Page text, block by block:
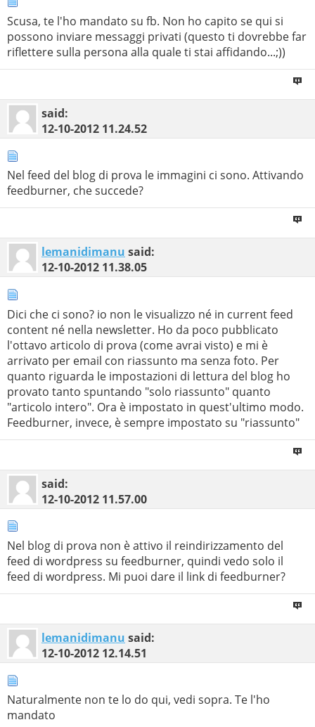
Scusa, te l'ho mandato su fb. Non ho capito se qui si
possono inviare messaggi privati (questo ti dovrebbe far
riflettere sulla persona alla quale ti stai affidando...;))
said:
12-10-2012 11.24.52
Nel feed del blog di prova le immagini ci sono. Attivando
feedburner, che succede?
lemanidimanu said:
12-10-2012 11.38.05
Dici che ci sono? io non le visualizzo né in current feed
content né nella newsletter. Ho da poco pubblicato
l'ottavo articolo di prova (come avrai visto) e mi è
arrivato per email con riassunto ma senza foto. Per
quanto riguarda le impostazioni di lettura del blog ho
provato tanto spuntando "solo riassunto" quanto
"articolo intero". Ora è impostato in quest'ultimo modo.
Feedburner, invece, è sempre impostato su "riassunto"
said:
12-10-2012 11.57.00
Nel blog di prova non è attivo il reindirizzamento del
feed di wordpress su feedburner, quindi vedo solo il
feed di wordpress. Mi puoi dare il link di feedburner?
lemanidimanu said:
12-10-2012 12.14.51
Naturalmente non te lo do qui, vedi sopra. Te l'ho
mandato